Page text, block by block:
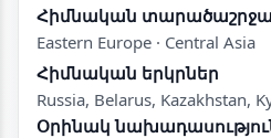
Հիմնական
Eastern Europe · Central Asia
Հիմնական երկրներ
Russia, Belarus, Kazakhstan,
Օրինակ